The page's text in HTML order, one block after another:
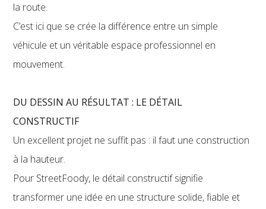
la route.
C’est ici que se crée la différence entre un simple
véhicule et un véritable espace professionnel en
mouvement.
DU DESSIN AU RÉSULTAT : LE DÉTAIL
CONSTRUCTIF
Un excellent projet ne suffit pas : il faut une construction
à la hauteur.
Pour StreetFoody, le détail constructif signifie
transformer une idée en une structure solide, fiable et